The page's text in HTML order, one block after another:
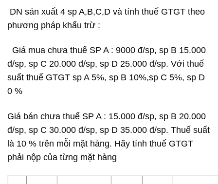
DN sản xuất 4 sp A,B,C,D và tính thuế GTGT theo
phương pháp khấu trừ :
Giá mua chưa thuế SP A : 9000 đ/sp, sp B 15.000
đ/sp, sp C 20.000 đ/sp, sp D 25.000 đ/sp. Với thuế
suất thuế GTGT sp A 5%, sp B 10%,sp C 5%, sp D
0 %
Giá bán chưa thuế SP A : 15.000 đ/sp, sp B 20.000
đ/sp, sp C 30.000 đ/sp, sp D 35.000 đ/sp. Thuế suất
là 10 % trên mỗi mặt hàng. Hãy tính thuế GTGT
phải nộp của từng mặt hàng